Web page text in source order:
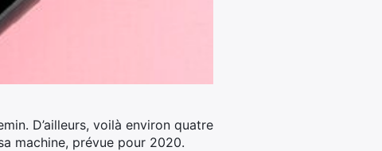
D’ailleurs, voilà environ quatre
machine, prévue pour 2020.